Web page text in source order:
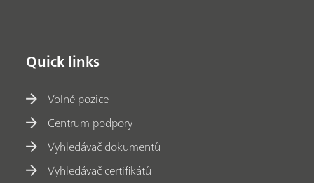
Quick links
Volné pozice
Centrum podpory
Vyhledávač dokumentů
Vyhledávač certifikátů